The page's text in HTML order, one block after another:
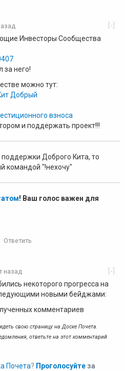
[-]
Инвесторы Сообщества
за него!
можно тут:
Добрый
взноса
и поддержать проект!!!
поддержки Доброго Кита, то
командой "!нехочу"
! Ваш голос важен для
Ответить
[-]
назад
некоторого прогресса на
новыми бейджами:
комментариев
свою страницу на Доске Почета.
ответьте на этот комментарий
Почета? Проголосуйте за